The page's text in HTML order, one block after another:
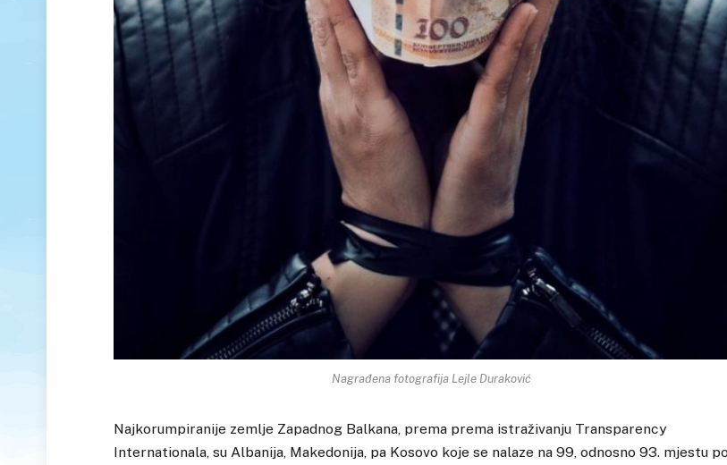
Nagrađena fotografija Lejle Duraković
Najkorumpiranije zemlje Zapadnog Balkana, prema prema istraživanju Transparency
Internationala, su Albanija, Makedonija, pa Kosovo koje se nalaze na 99, odnosno 93. mjestu po